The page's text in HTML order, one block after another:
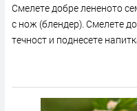
Смелете добре лененото
с нож (блендер). Смелете
течност и поднесете